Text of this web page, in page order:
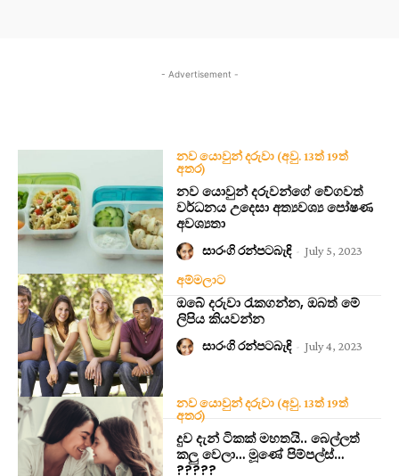
- Advertisement -
නව යොවුන් දරුවා (අවු. 13ත් 19ත්
අතර)
නව යොවුන් දරුවන්ගේ වේගවත්
වර්ධනය උදෙසා අත්‍යවශ්‍ය පෝෂණ
අවශ්‍යතා
සාරංගි රන්පටබැඳි - July 5, 2023
අම්මලාට
ඔබේ දරුවා රැකගන්න, ඔබත් මේ
ලිපිය කියවන්න
සාරංගි රන්පටබැඳි - July 4, 2023
නව යොවුන් දරුවා (අවු. 13ත් 19ත්
අතර)
දුව දැන් ටිකක් මහතයි.. බෙල්ලත්
කලු වෙලා… මූණේ පිම්පල්ස්…
?????